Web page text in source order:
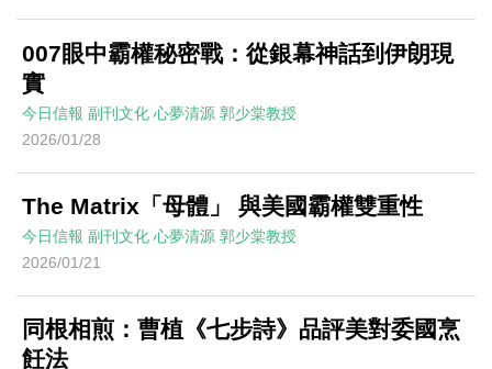
007眼中霸權秘密戰：從銀幕神話到伊朗現
實
今日信報 副刊文化 心夢清源 郭少棠教授
2026/01/28
The Matrix「母體」 與美國霸權雙重性
今日信報 副刊文化 心夢清源 郭少棠教授
2026/01/21
同根相煎：曹植《七步詩》品評美對委國烹
飪法